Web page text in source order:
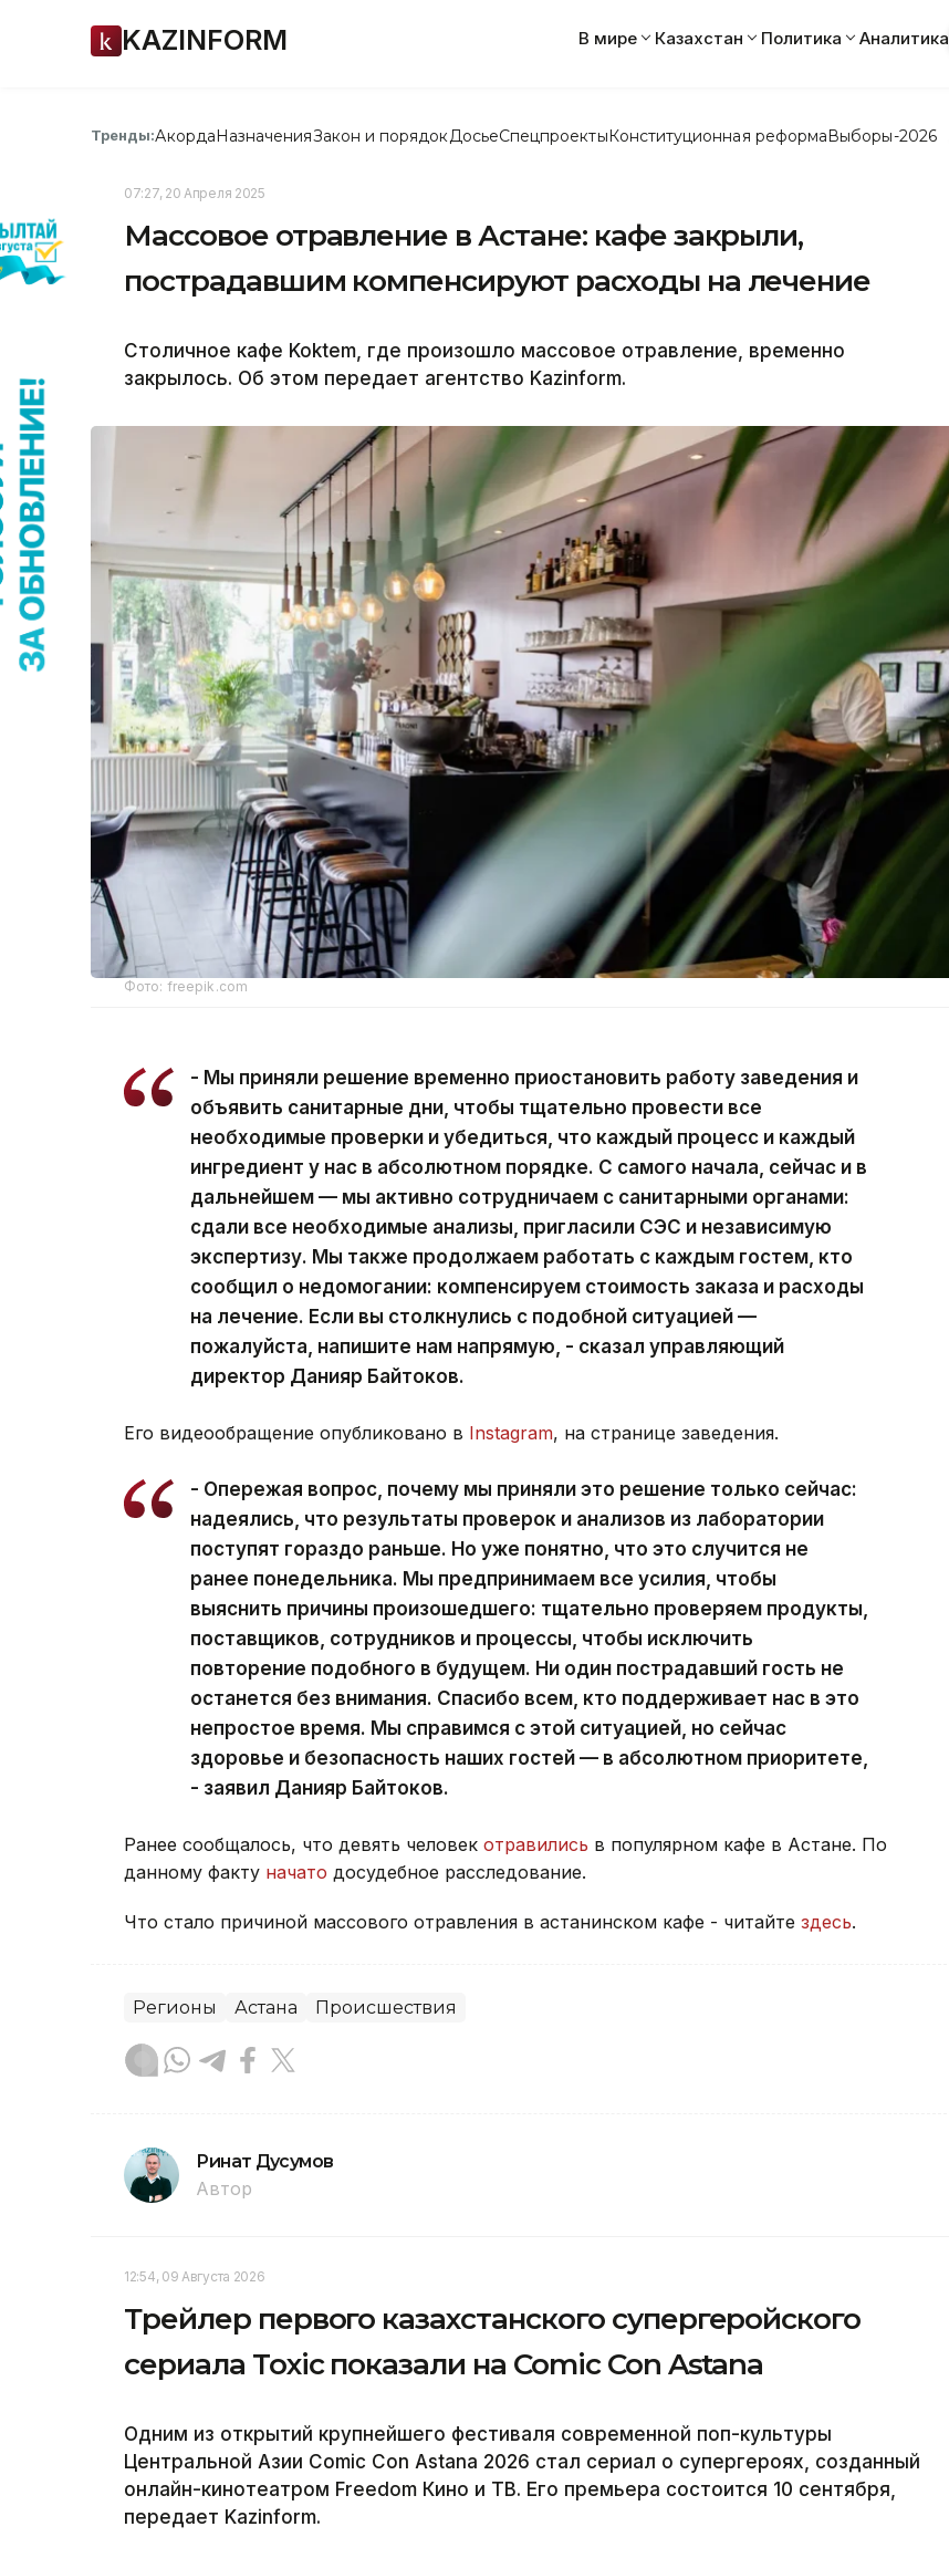
KAZINFORM В мире Казахстан Политика Аналитика
Тренды:АкордаНазначенияЗакон и порядок ДосьеСпецпроектыКонституционная реформаВыборы-2026
07:27, 20 Апреля 2025
Массовое отравление в Астане: кафе закрыли,
пострадавшим компенсируют расходы на лечение
Столичное кафе Koktem, где произошло массовое отравление, временно
закрылось. Об этом передает агентство Kazinform.
Фото: freepik.com
- Мы приняли решение временно приостановить работу заведения и
объявить санитарные дни, чтобы тщательно провести все
необходимые проверки и убедиться, что каждый процесс и каждый
ингредиент у нас в абсолютном порядке. С самого начала, сейчас и в
дальнейшем — мы активно сотрудничаем с санитарными органами:
сдали все необходимые анализы, пригласили СЭС и независимую
экспертизу. Мы также продолжаем работать с каждым гостем, кто
сообщил о недомогании: компенсируем стоимость заказа и расходы
на лечение. Если вы столкнулись с подобной ситуацией —
пожалуйста, напишите нам напрямую, - сказал управляющий
директор Данияр Байтоков.
Его видеообращение опубликовано в Instagram, на странице заведения.
- Опережая вопрос, почему мы приняли это решение только сейчас:
надеялись, что результаты проверок и анализов из лаборатории
поступят гораздо раньше. Но уже понятно, что это случится не
ранее понедельника. Мы предпринимаем все усилия, чтобы
выяснить причины произошедшего: тщательно проверяем продукты,
поставщиков, сотрудников и процессы, чтобы исключить
повторение подобного в будущем. Ни один пострадавший гость не
останется без внимания. Спасибо всем, кто поддерживает нас в это
непростое время. Мы справимся с этой ситуацией, но сейчас
здоровье и безопасность наших гостей — в абсолютном приоритете,
- заявил Данияр Байтоков.
Ранее сообщалось, что девять человек отравились в популярном кафе в Астане. По
данному факту начато досудебное расследование.
Что стало причиной массового отравления в астанинском кафе - читайте здесь.
Регионы Астана Происшествия
Ринат Дусумов
Автор
12:54, 09 Августа 2026
Трейлер первого казахстанского супергеройского
сериала Toxic показали на Comic Con Astana
Одним из открытий крупнейшего фестиваля современной поп-культуры
Центральной Азии Comic Con Astana 2026 стал сериал о супергероях, созданный
онлайн-кинотеатром Freedom Кино и ТВ. Его премьера состоится 10 сентября,
передает Kazinform.